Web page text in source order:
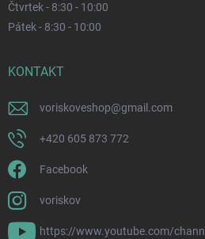
Čtvrtek - 8:30 - 10:00
Pátek - 8:30 - 10:00
KONTAKT
voriskoveshop@gmail.com
+420 605 873 772
Facebook
voriskov
https://www.youtube.com/